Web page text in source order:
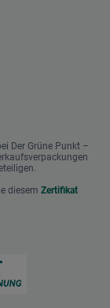
Der Grüne Punkt –
diesem Zertifikat